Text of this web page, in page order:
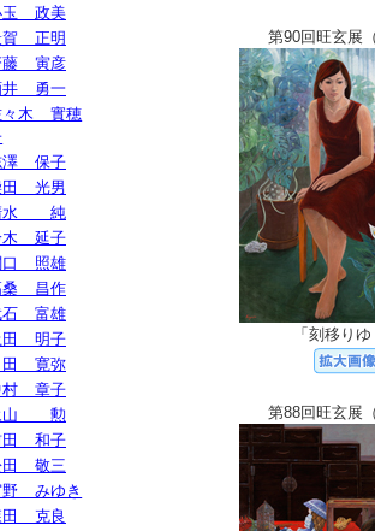
第90回旺玄展
「刻移り
第88回旺玄展